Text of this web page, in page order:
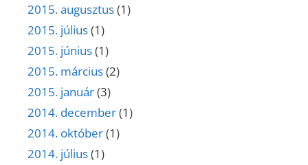
2015. augusztus(1)
2015. július(1)
2015. június(1)
2015. március(2)
2015. január(3)
2014. december(1)
2014. október(1)
2014. július(1)